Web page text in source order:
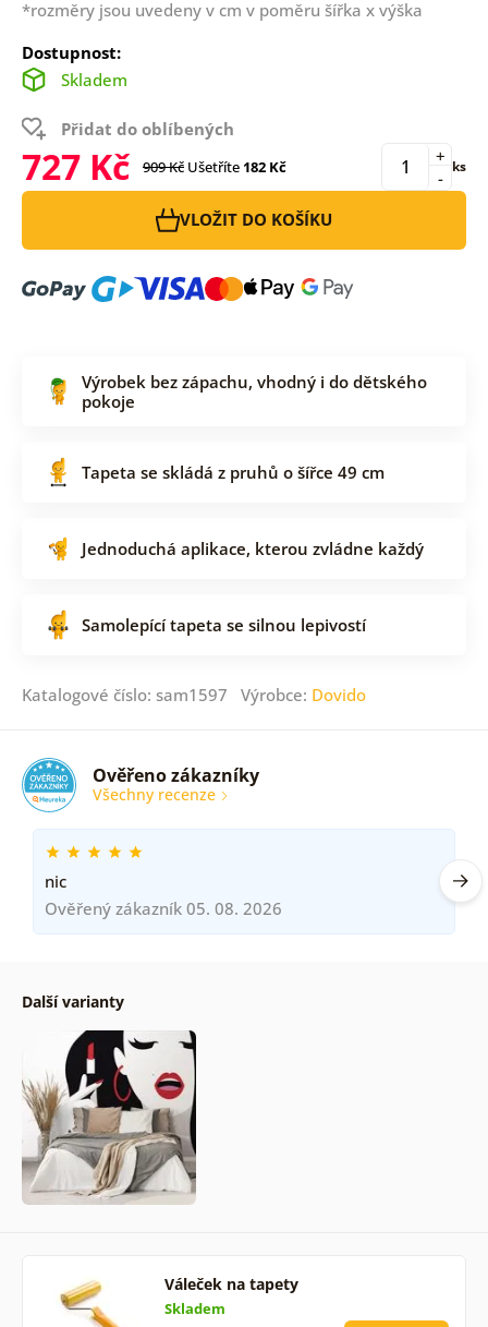
*rozměry jsou uvedeny v cm v poměru šířka x výška
Dostupnost:
Skladem
Přidat do oblíbených
727 Kč 909 Kč Ušetříte182 Kč -
+ ks
VLOŽIT DO KOŠÍKU
Výrobek bez zápachu, vhodný i do dětského
pokoje
Tapeta se skládá z pruhů o šířce 49 cm
Jednoduchá aplikace, kterou zvládne každý
Samolepící tapeta se silnou lepivostí
Katalogové číslo: sam1597 Výrobce: Dovido
Ověřeno zákazníky
Všechny recenze
nic
Ověřený zákazník 05. 08. 2026
Další varianty
Váleček na tapety
Skladem